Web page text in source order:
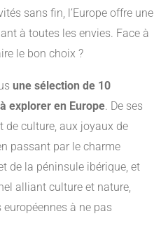
sans fin, l’Europe offre une
à toutes les envies. Face à
le bon choix ?
une sélection de 10
explorer en Europe . De ses
de culture, aux joyaux de
passant par le charme
de la péninsule ibérique, et
alliant culture et nature,
à ne pas